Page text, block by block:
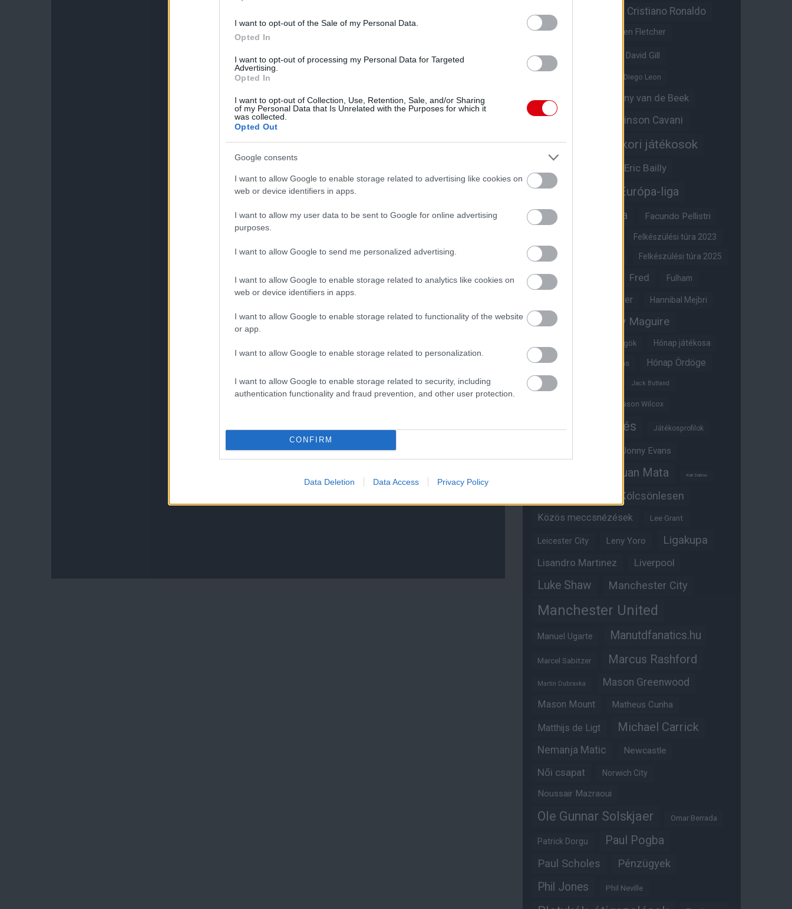
I want to opt-out of the Sale of my Personal Data.
Opted In
I want to opt-out of processing my Personal Data for Targeted
Advertising.
Opted In
I want to opt-out of Collection, Use, Retention, Sale, and/or Sharing
of my Personal Data that Is Unrelated with the Purposes for which it
was collected.
Opted Out
Google consents
I want to allow Google to enable storage related to advertising like cookies on
web or device identifiers in apps.
I want to allow my user data to be sent to Google for online advertising
purposes.
I want to allow Google to send me personalized advertising.
I want to allow Google to enable storage related to analytics like cookies on
web or device identifiers in apps.
I want to allow Google to enable storage related to functionality of the website
or app.
I want to allow Google to enable storage related to personalization.
I want to allow Google to enable storage related to security, including
authentication functionality and fraud prevention, and other user protection.
CONFIRM
Data Deletion Data Access Privacy Policy
Cristiano Ronaldo
Crystal Palace Darren Fletcher
David De Gea David Gill
Diego Leon
Diogo Dalot
Donny van de Beek
Edinson Cavani
Edzői stáb Egykori játékosok
Eric Bailly
Erik ten Hag Európa-liga
Everton FA-kupa Facundo Pellistri
Felkészülési túra 2023
Felkészülési túra 2024 Felkészülési túra 2025
Felkészülési túra 2026 Fred Fulham
Glazer Hannibal Mejbri
Harry Amass Harry Maguire
Híres magyar Vörös Ördögök Hónap játékosa
Hónap legjobbja szavazás Hónap Ördöge
Hull City Jack Butland
Jason Wilcox
Játékosértékelés Játékosprofilok
Jonny Evans
Juan Mata Karl Darlow
Kölcsönlesen
Közös meccsnézések Lee Grant
Leicester City Leny Yoro Ligakupa
Lisandro Martinez Liverpool
Luke Shaw Manchester City
Manchester United
Manuel Ugarte Manutdfanatics.hu
Marcel Sabitzer Marcus Rashford
Martin Dubravka Mason Greenwood
Mason Mount Matheus Cunha
Matthijs de Ligt Michael Carrick
Nemanja Matic Newcastle
Női csapat Norwich City
Noussair Mazraoui
Ole Gunnar Solskjaer Omar Berrada
Patrick Dorgu Paul Pogba
Paul Scholes Pénzügyek
Phil Jones Phil Neville